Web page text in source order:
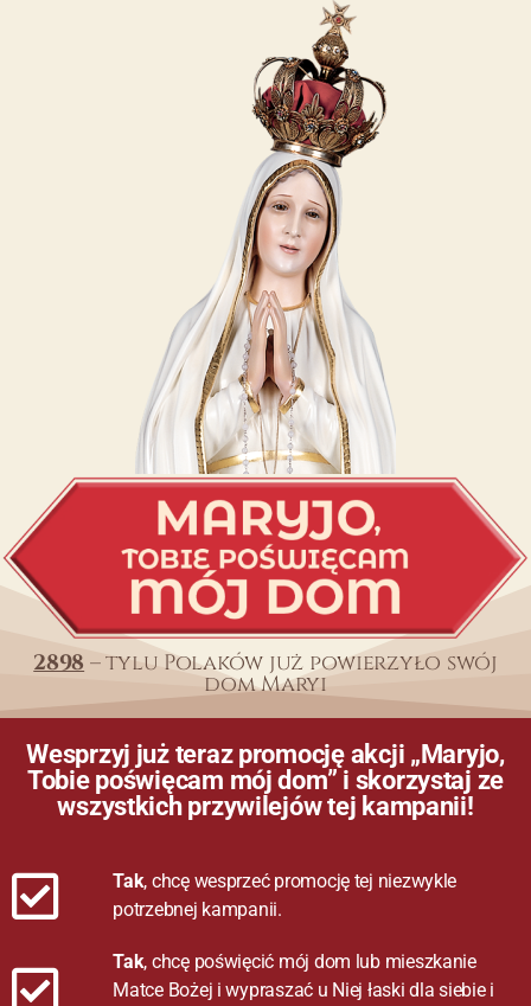
2898 – tylu Polaków już powierzyło swój
dom Maryi
Wesprzyj już teraz promocję akcji „Maryjo,
Tobie poświęcam mój dom” i skorzystaj ze
wszystkich przywilejów tej kampanii!
Tak, chcę wesprzeć promocję tej niezwykle
potrzebnej kampanii.
Tak, chcę poświęcić mój dom lub mieszkanie
Matce Bożej i wypraszać u Niej łaski dla siebie i